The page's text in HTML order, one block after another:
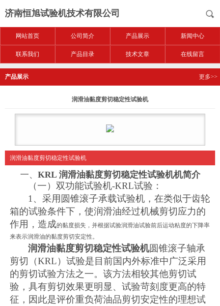
济南恒旭试验机技术有限公司
网站首页 公司简介 产品展示 新闻中心
联系我们 产品目录 技术文章 在线留言
产品展示 更多>>
润滑油黏度剪切稳定性试验机
润滑油黏度剪切稳定性试验机
一、 KRL 润滑油黏度剪切稳定性试验机机简介
（一） 双功能试验机-KRL试验：
1 、 采用圆锥滚子承载试验机，在类似于齿轮
箱的试验条件下，使润滑油经过机械剪切应力的
作用，造成的黏度损失，并根据试验润滑油试验前后运动粘度的下降率
来表示润滑油的黏度剪切安定性。
润滑油黏度剪切稳定性试验机圆锥滚子轴承
剪切（KRL）试验是目前国内外标准中广泛采用
的剪切试验方法之一。该方法相较其他剪切试
验，具有剪切效果更明显、试验苛刻度更高的特
征，因此是评价重负荷油品剪切安定性的理想试